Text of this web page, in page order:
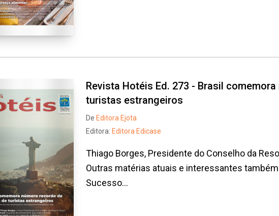
Revista Hotéis Ed. 273 - Brasil
turistas estrangeiros
De Editora Ejota
Editora: Editora Edicase
Thiago Borges, Presidente do Conselho da
Outras matérias atuais e interessantes
Sucesso...